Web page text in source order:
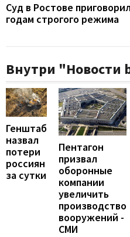
Суд в Ростове
годам строгого режима
Внутри "Новости
Генштаб
назвал
потери
россиян
за сутки
Пентагон
призвал
оборонные
компании
увеличить
производство
вооружений -
СМИ